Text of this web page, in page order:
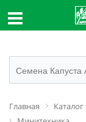
Главная